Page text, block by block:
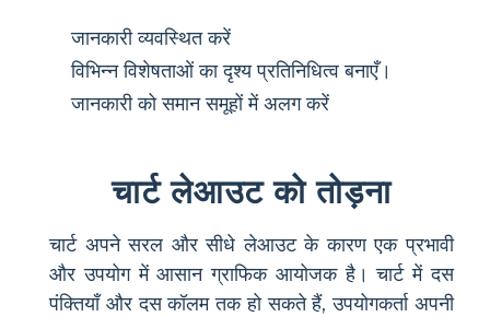
जानकारी व्यवस्थित करें
विभिन्न विशेषताओं का दृश्य प्रतिनिधित्व बनाएँ।
जानकारी को समान समूहों में अलग करें
चार्ट लेआउट को तोड़ना
चार्ट अपने सरल और सीधे लेआउट के कारण एक प्रभावी
और उपयोग में आसान ग्राफिक आयोजक है। चार्ट में दस
पंक्तियाँ और दस कॉलम तक हो सकते हैं, उपयोगकर्ता अपनी